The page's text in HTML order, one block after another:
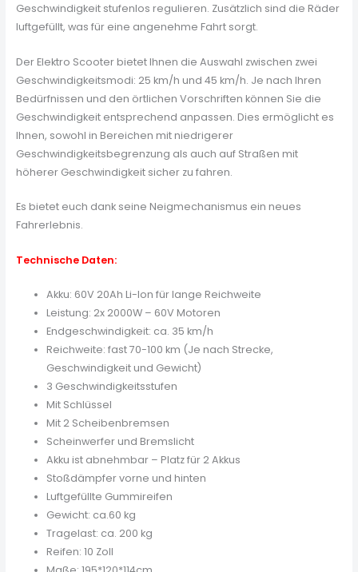
Geschwindigkeit stufenlos regulieren. Zusätzlich sind die Räder
luftgefüllt, was für eine angenehme Fahrt sorgt.
Der Elektro Scooter bietet Ihnen die Auswahl zwischen zwei
Geschwindigkeitsmodi: 25 km/h und 45 km/h. Je nach Ihren
Bedürfnissen und den örtlichen Vorschriften können Sie die
Geschwindigkeit entsprechend anpassen. Dies ermöglicht es
Ihnen, sowohl in Bereichen mit niedrigerer
Geschwindigkeitsbegrenzung als auch auf Straßen mit
höherer Geschwindigkeit sicher zu fahren.
Es bietet euch dank seine Neigmechanismus ein neues
Fahrerlebnis.
Technische Daten:
Akku: 60V 20Ah Li-Ion für lange Reichweite
Leistung: 2x 2000W – 60V Motoren
Endgeschwindigkeit: ca. 35 km/h
Reichweite: fast 70-100 km (Je nach Strecke,
Geschwindigkeit und Gewicht)
3 Geschwindigkeitsstufen
Mit Schlüssel
Mit 2 Scheibenbremsen
Scheinwerfer und Bremslicht
Akku ist abnehmbar – Platz für 2 Akkus
Stoßdämpfer vorne und hinten
Luftgefüllte Gummireifen
Gewicht: ca.60 kg
Tragelast: ca. 200 kg
Reifen: 10 Zoll